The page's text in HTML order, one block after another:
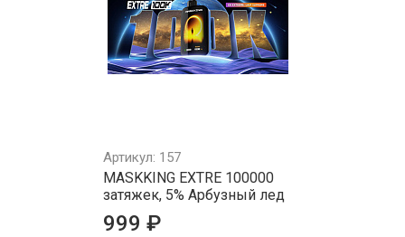
Артикул: 157
MASKKING EXTRE 100000
затяжек, 5% Арбузный лед
999 ₽